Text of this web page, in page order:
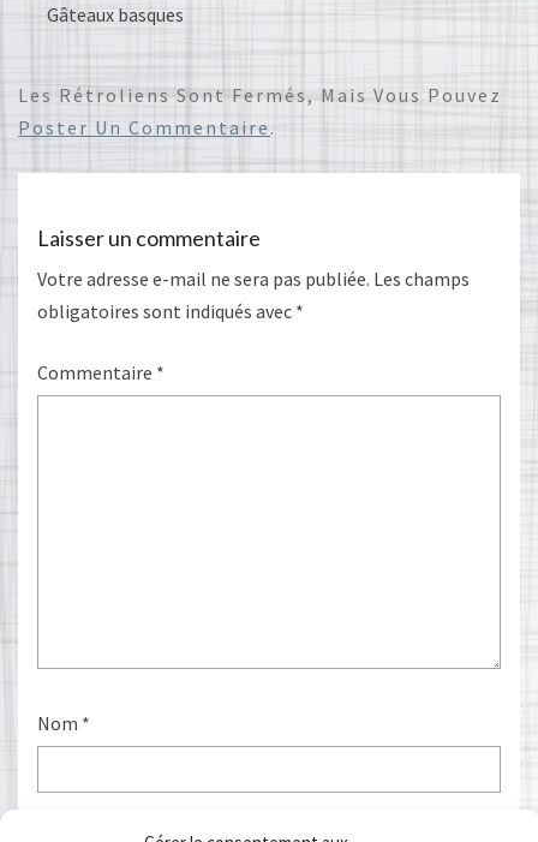
Gâteaux basques
Les Rétroliens Sont Fermés, Mais Vous Pouvez
Poster Un Commentaire .
Laisser un commentaire
Votre adresse e-mail ne sera pas publiée. Les champs
obligatoires sont indiqués avec *
Commentaire *
Nom *